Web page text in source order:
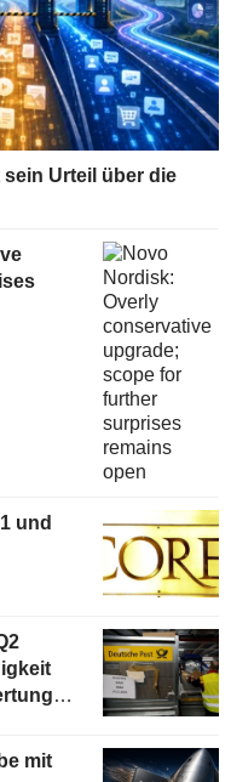
Urteil über die
und
mit